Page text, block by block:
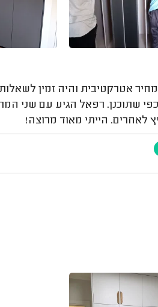
אטרקטיבית והיה זמין לשאלות
כפי שתוכנן. רפאל הגיע עם שני
לאחרים. הייתי מאוד מרוצה!